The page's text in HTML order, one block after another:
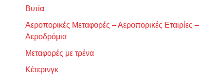
Βυτία
Αεροπορικές Μεταφορές – Αεροπορικές Εταιρίες –
Αεροδρόμια
Μεταφορές με τρένα
Κέτερινγκ